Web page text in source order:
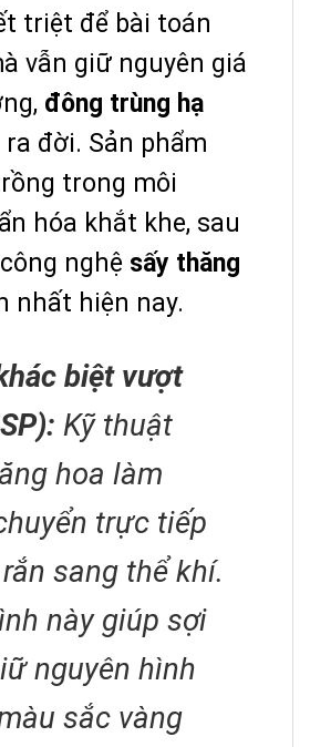
triệt để bài toán
vẫn giữ nguyên giá
đông trùng hạ
ra đời. Sản phẩm
trong môi
hóa khắt khe, sau
nghệ sấy thăng
nhất hiện nay.
biệt vượt
Kỹ thuật
hoa làm
trực tiếp
sang thể khí.
này giúp sợi
nguyên hình
sắc vàng